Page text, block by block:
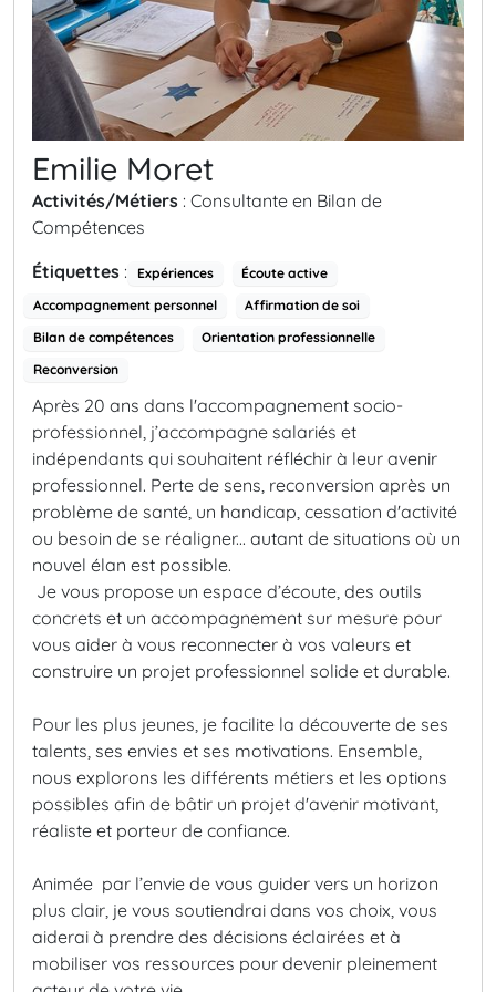
Emilie Moret
Activités/Métiers : Consultante en Bilan de
Compétences
Étiquettes : Expériences
Écoute active
Accompagnement personnel
Affirmation de soi
Bilan de compétences
Orientation professionnelle
Reconversion
Après 20 ans dans l'accompagnement socio-
professionnel, j’accompagne salariés et
indépendants qui souhaitent réfléchir à leur avenir
professionnel. Perte de sens, reconversion après un
problème de santé, un handicap, cessation d'activité
ou besoin de se réaligner... autant de situations où un
nouvel élan est possible.
Je vous propose un espace d’écoute, des outils
concrets et un accompagnement sur mesure pour
vous aider à vous reconnecter à vos valeurs et
construire un projet professionnel solide et durable.
Pour les plus jeunes, je facilite la découverte de ses
talents, ses envies et ses motivations. Ensemble,
nous explorons les différents métiers et les options
possibles afin de bâtir un projet d'avenir motivant,
réaliste et porteur de confiance.
Animée par l’envie de vous guider vers un horizon
plus clair, je vous soutiendrai dans vos choix, vous
aiderai à prendre des décisions éclairées et à
mobiliser vos ressources pour devenir pleinement